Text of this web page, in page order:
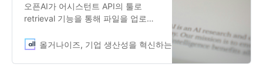
오픈AI가 어시스턴트 API의 툴로
retrieval 기능을 통해 파일을 업로드
거나이즈는 오픈AI의 발표 전부터
사용자 피드백을 반영하는 등 실제 사
올거나이즈, 기업 생산성을 혁신하는 LLM Enabler